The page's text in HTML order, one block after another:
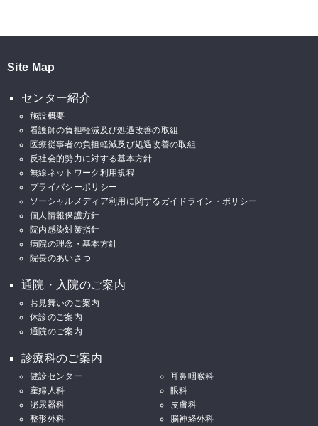
Site Map
センター紹介
施設概要
看護師の負担軽減及び処遇改善の取組
医療従事者の負担軽減及び処遇改善の取組
反社会的勢力に対する基本方針
無線ネットワーク利用規程
プライバシーポリシー
ソーシャルメディア利用に関するガイドライン・ポリシー
個人情報保護方針
院内感染対策指針
病院の理念・基本方針
院長のあいさつ
通院・入院のご案内
お見舞いのご案内
休診のご案内
通院のご案内
診療科のご案内
健診センター
耳鼻咽喉科
産婦人科
眼科
泌尿器科
皮膚科
整形外科
脳神経外科